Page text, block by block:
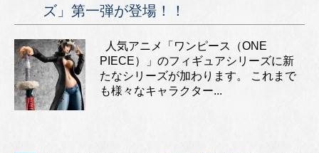
ズ」第一弾が登場！！
人気アニメ「ワンピース（ONE
PIECE）」のフィギュアシリーズに新
たなシリーズが加わります。 これまで
も様々なキャラクター...